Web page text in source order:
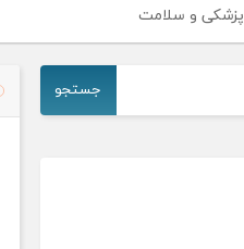
پزشکی و سلامت
جستجو